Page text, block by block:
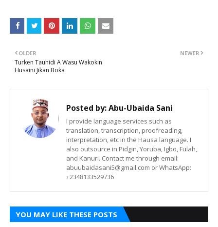
NEWER
OLDER
Turken Tauhidi A Wasu Wakokin
Husaini Jikan Boka
Posted by:Abu-Ubaida Sani
I provide language services such as
translation, transcription, proofreading,
interpretation, etc in the Hausa language. I
also outsource in Pidgin, Yoruba, Igbo, Fulah,
and Kanuri. Contact me through email:
abuubaidasani5@gmail.com or WhatsApp:
+2348133529736
YOU MAY LIKE THESE POSTS